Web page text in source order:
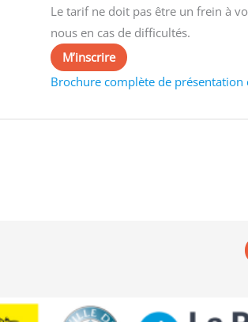
Le tarif ne doit pas être un frein à
nous en cas de difficultés.
M’inscrire
Brochure complète de